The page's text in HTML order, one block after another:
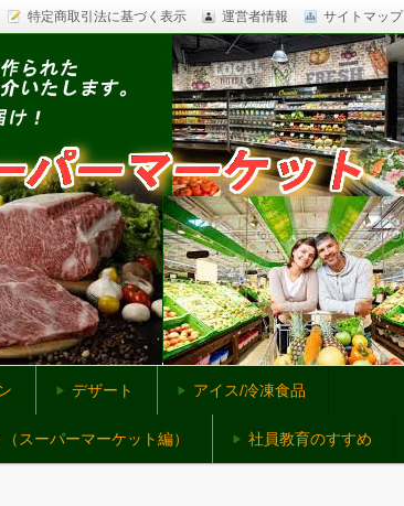
特定商取引法に基づく表示 運営者情報 サイトマップ
デザート アイス/冷凍食品
スーパーマーケット編） 社員教育のすすめ